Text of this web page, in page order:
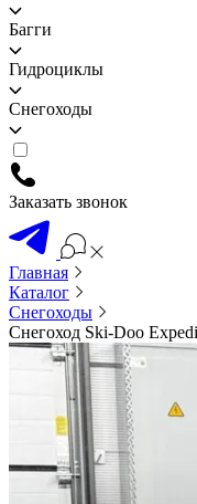
Багги
Гидроциклы
Снегоходы
Заказать звонок
Главная
Каталог
Снегоходы
Снегоход Ski-Doo